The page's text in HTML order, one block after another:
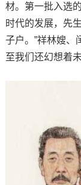
材。第一批入选
时代的发展，先
子户。”祥林嫂、
至我们还幻想着